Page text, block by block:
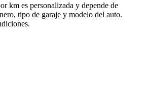
km es personalizada y depende de
tipo de garaje y modelo del auto.